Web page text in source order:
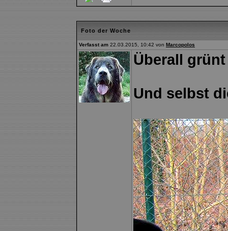
Foto der Woche
Verfasst am 22.03.2015, 10:42 von Marcopolos
Überall
Und selbst